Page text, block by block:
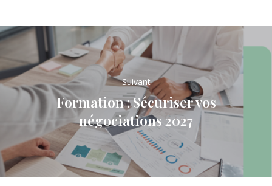
Suivant
Formation : Sécuriser vos
négociations 2027